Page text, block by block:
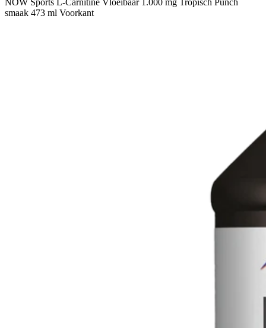
NOW Sports L-Carnitine Vloeibaar 1.000 mg Tropisch Punch
smaak 473 ml Voorkant